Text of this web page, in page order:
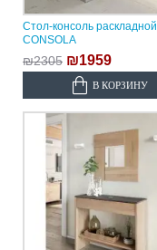
Стол-консоль раскладной
CONSOLA
₪2305 ₪1959
В КОРЗИНУ